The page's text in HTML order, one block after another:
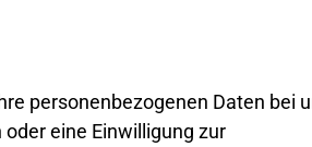
personenbezogenen Daten bei
eine Einwilligung zur